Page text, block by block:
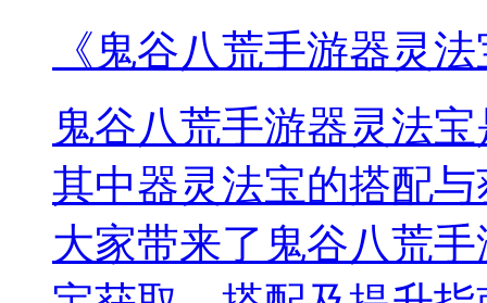
《鬼谷八荒手游器灵
鬼谷八荒手游器灵法
其中器灵法宝的搭配
大家带来了鬼谷八荒